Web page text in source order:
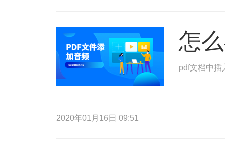
怎
pdf文档中插
2020年01月16日 09:51